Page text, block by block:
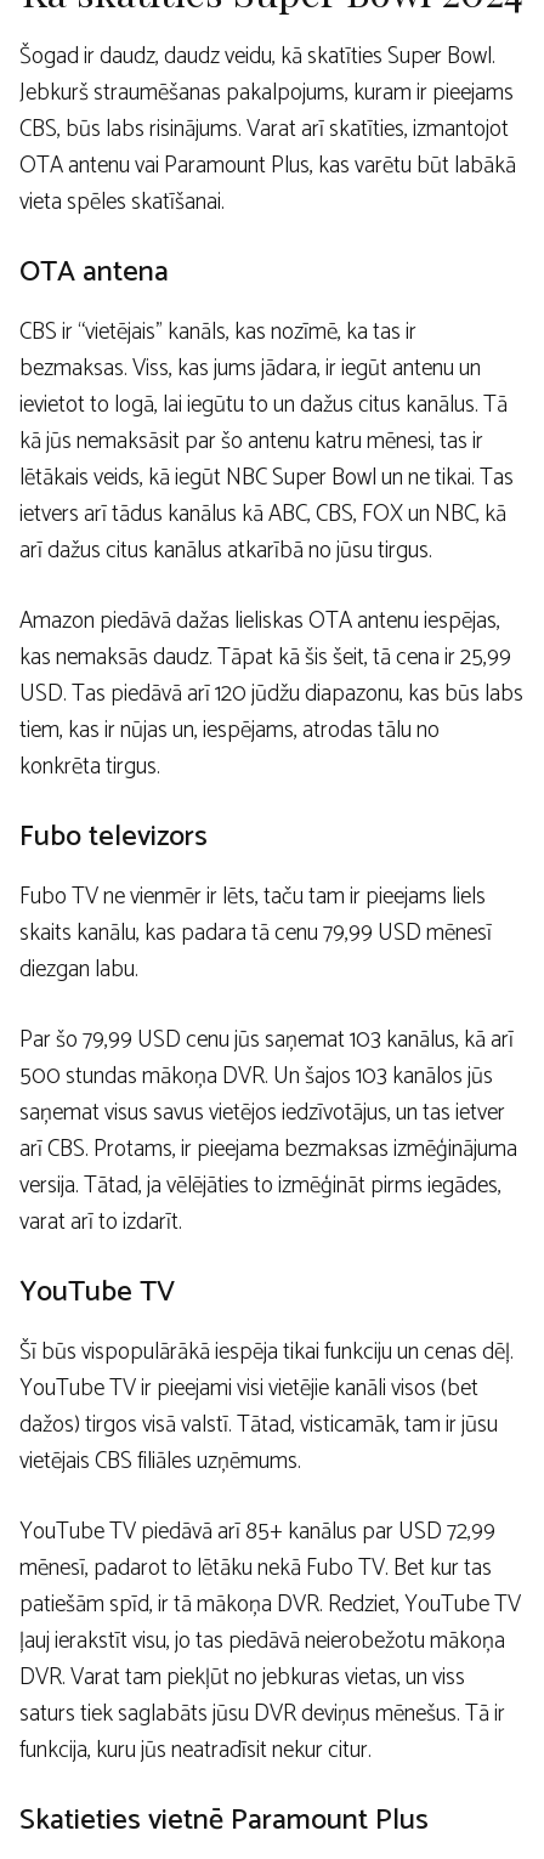
Šogad ir daudz, daudz veidu, kā skatīties Super Bowl.
Jebkurš straumēšanas pakalpojums, kuram ir pieejams
CBS, būs labs risinājums. Varat arī skatīties, izmantojot
OTA antenu vai Paramount Plus, kas varētu būt labākā
vieta spēles skatīšanai.
OTA antena
CBS ir “vietējais” kanāls, kas nozīmē, ka tas ir
bezmaksas. Viss, kas jums jādara, ir iegūt antenu un
ievietot to logā, lai iegūtu to un dažus citus kanālus. Tā
kā jūs nemaksāsit par šo antenu katru mēnesi, tas ir
lētākais veids, kā iegūt NBC Super Bowl un ne tikai. Tas
ietvers arī tādus kanālus kā ABC, CBS, FOX un NBC, kā
arī dažus citus kanālus atkarībā no jūsu tirgus.
Amazon piedāvā dažas lieliskas OTA antenu iespējas,
kas nemaksās daudz. Tāpat kā šis šeit, tā cena ir 25,99
USD. Tas piedāvā arī 120 jūdžu diapazonu, kas būs labs
tiem, kas ir nūjas un, iespējams, atrodas tālu no
konkrēta tirgus.
Fubo televizors
Fubo TV ne vienmēr ir lēts, taču tam ir pieejams liels
skaits kanālu, kas padara tā cenu 79,99 USD mēnesī
diezgan labu.
Par šo 79,99 USD cenu jūs saņemat 103 kanālus, kā arī
500 stundas mākoņa DVR. Un šajos 103 kanālos jūs
saņemat visus savus vietējos iedzīvotājus, un tas ietver
arī CBS. Protams, ir pieejama bezmaksas izmēģinājuma
versija. Tātad, ja vēlējāties to izmēģināt pirms iegādes,
varat arī to izdarīt.
YouTube TV
Šī būs vispopulārākā iespēja tikai funkciju un cenas dēļ.
YouTube TV ir pieejami visi vietējie kanāli visos (bet
dažos) tirgos visā valstī. Tātad, visticamāk, tam ir jūsu
vietējais CBS filiāles uzņēmums.
YouTube TV piedāvā arī 85+ kanālus par USD 72,99
mēnesī, padarot to lētāku nekā Fubo TV. Bet kur tas
patiešām spīd, ir tā mākoņa DVR. Redziet, YouTube TV
ļauj ierakstīt visu, jo tas piedāvā neierobežotu mākoņa
DVR. Varat tam piekļūt no jebkuras vietas, un viss
saturs tiek saglabāts jūsu DVR deviņus mēnešus. Tā ir
funkcija, kuru jūs neatradīsit nekur citur.
Skatieties vietnē Paramount Plus